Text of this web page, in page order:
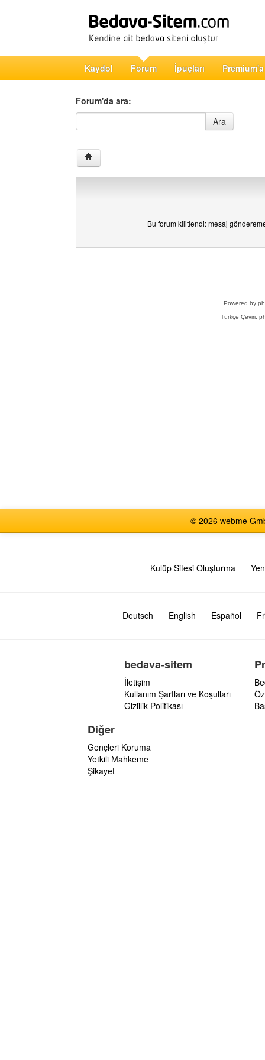
Kaydol Forum İpuçları
Forum'da ara:
Forum'da ara
Ara
Bu forum kilitlendi: mesaj
Powered by
Türkçe Çeviri:
© 2026 webme
Kulüp Sitesi Oluşturma
Deutsch English Español
bedava-sitem
İletişim
Kullanım Şartları ve Koşulları
Gizlilik Politikası
Diğer
Gençleri Koruma
Yetkili Mahkeme
Şikayet